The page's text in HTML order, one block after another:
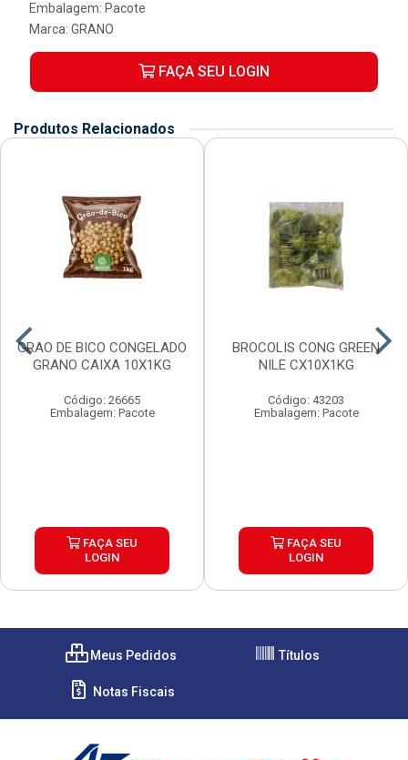
Embalagem: Pacote
Marca: GRANO
FAÇA SEU LOGIN
Produtos Relacionados
GRAO DE BICO CONGELADO
GRANO CAIXA 10X1KG
Código: 26665
Embalagem: Pacote
FAÇA SEU
LOGIN
BROCOLIS CONG GREEN
NILE CX10X1KG
Código: 43203
Embalagem: Pacote
FAÇA SEU
LOGIN
Meus Pedidos Títulos
Notas Fiscais